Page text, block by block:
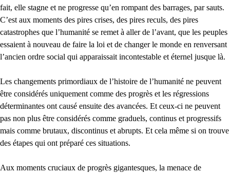
fait, elle stagne et ne progresse qu’en rompant des barrages, par sauts.
C’est aux moments des pires crises, des pires reculs, des pires
catastrophes que l’humanité se remet à aller de l’avant, que les peuples
essaient à nouveau de faire la loi et de changer le monde en renversant
l’ancien ordre social qui apparaissait incontestable et éternel jusque là.
Les changements primordiaux de l’histoire de l’humanité ne peuvent
être considérés uniquement comme des progrès et les régressions
déterminantes ont causé ensuite des avancées. Et ceux-ci ne peuvent
pas non plus être considérés comme graduels, continus et progressifs
mais comme brutaux, discontinus et abrupts. Et cela même si on trouve
des étapes qui ont préparé ces situations.
Aux moments cruciaux de progrès gigantesques, la menace de